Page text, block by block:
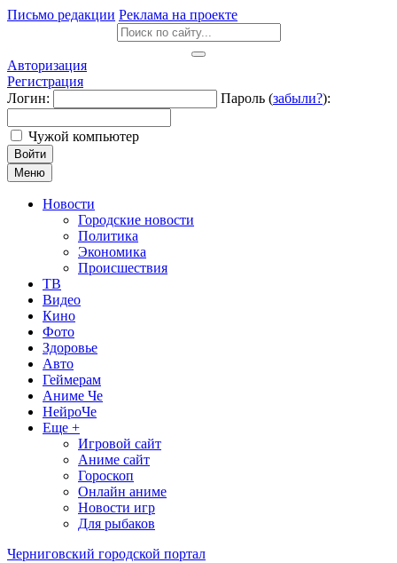
Письмо редакции Реклама на проекте
Авторизация
Регистрация
Логин:
Пароль (забыли?):
Чужой компьютер
Войти
Меню
Новости
Городские новости
Политика
Экономика
Происшествия
ТВ
Видео
Кино
Фото
Здоровье
Авто
Геймерам
Аниме Че
НейроЧе
Еще +
Игровой сайт
Аниме сайт
Гороскоп
Онлайн аниме
Новости игр
Для рыбаков
Черниговский городской портал